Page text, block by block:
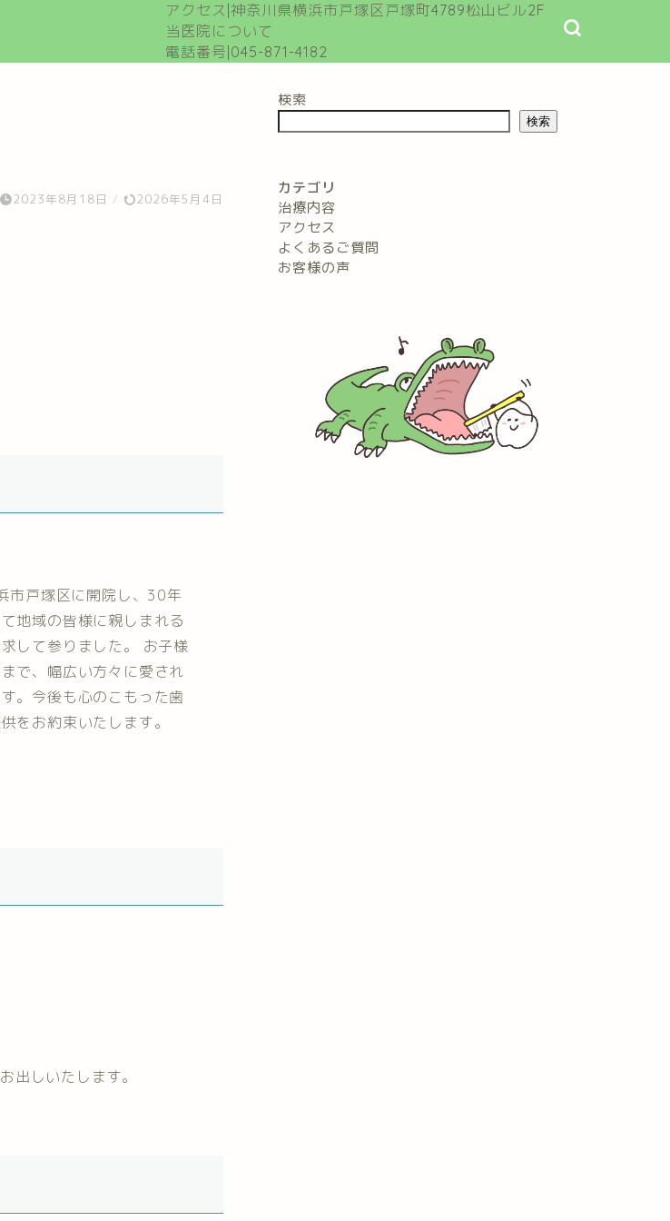
アクセス|神奈川県横浜市戸塚区戸塚町4789松山ビル2F
当医院について
電話番号|045-871-4182
2023年8月18日 / 2026年5月4日
市戸塚区に開院し、30年
地域の皆様に親しまれる
して参りました。 お子様
で、幅広い方々に愛され
。今後も心のこもった歯
をお約束いたします。
出しいたします。
検索
検索
カテゴリ
治療内容
アクセス
よくあるご質問
お客様の声